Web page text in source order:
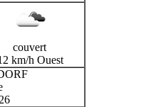
couvert
km/h Ouest